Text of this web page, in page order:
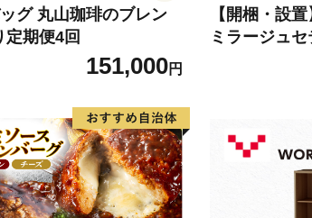
ッグ 丸山珈琲のブレン
定期便4回
151,000円
【開梱・設
ミラージュ
BK（ショコ